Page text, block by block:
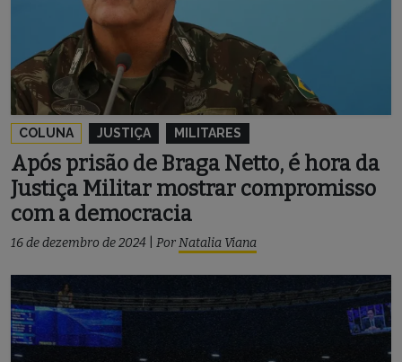
COLUNA JUSTIÇA MILITARES
Após prisão de Braga Netto, é hora da
Justiça Militar mostrar compromisso
com a democracia
16 de dezembro de 2024 PorNatalia Viana